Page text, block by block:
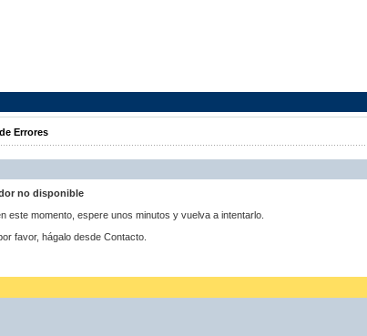
Errores
no disponible
este momento, espere unos minutos y vuelva a intentarlo.
favor, hágalo desde Contacto.